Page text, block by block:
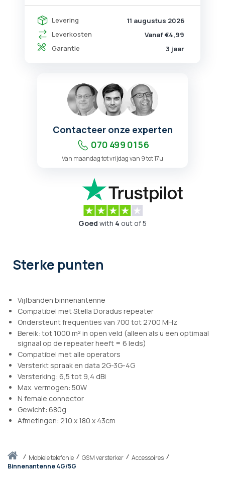
Thuismobiele telefonie GSM versterker
Accessoires
Binnenantenne 4G/5G
Levering
11 augustus 2026
Leverkosten
Vanaf €4,99
Garantie
3 jaar
Contacteer onze experten
070 499 01 56
Van maandag tot vrijdag van 9 tot 17u
Goed with 4 out of 5
Sterke punten
Vijfbanden binnenantenne
Compatibel met Stella Doradus repeater
Ondersteunt frequenties van 700 tot 2700 MHz
Bereik: tot 1000 m² in open veld (alleen als u een optimaal
signaal op de repeater heeft = 6 leds)
Compatibel met alle operators
Versterkt spraak en data 2G-3G-4G
Versterking: 6,5 tot 9,4 dBi
Max. vermogen: 50W
N female connector
Gewicht: 680g
Afmetingen: 210 x 180 x 43cm